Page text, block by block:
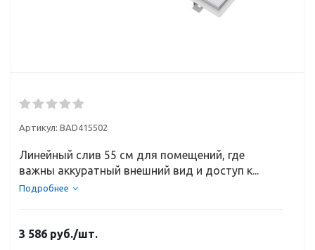
Артикул: BAD415502
Линейный слив 55 см для помещений, где
важны аккуратный внешний вид и доступ к...
Подробнее
3 586 руб./шт.